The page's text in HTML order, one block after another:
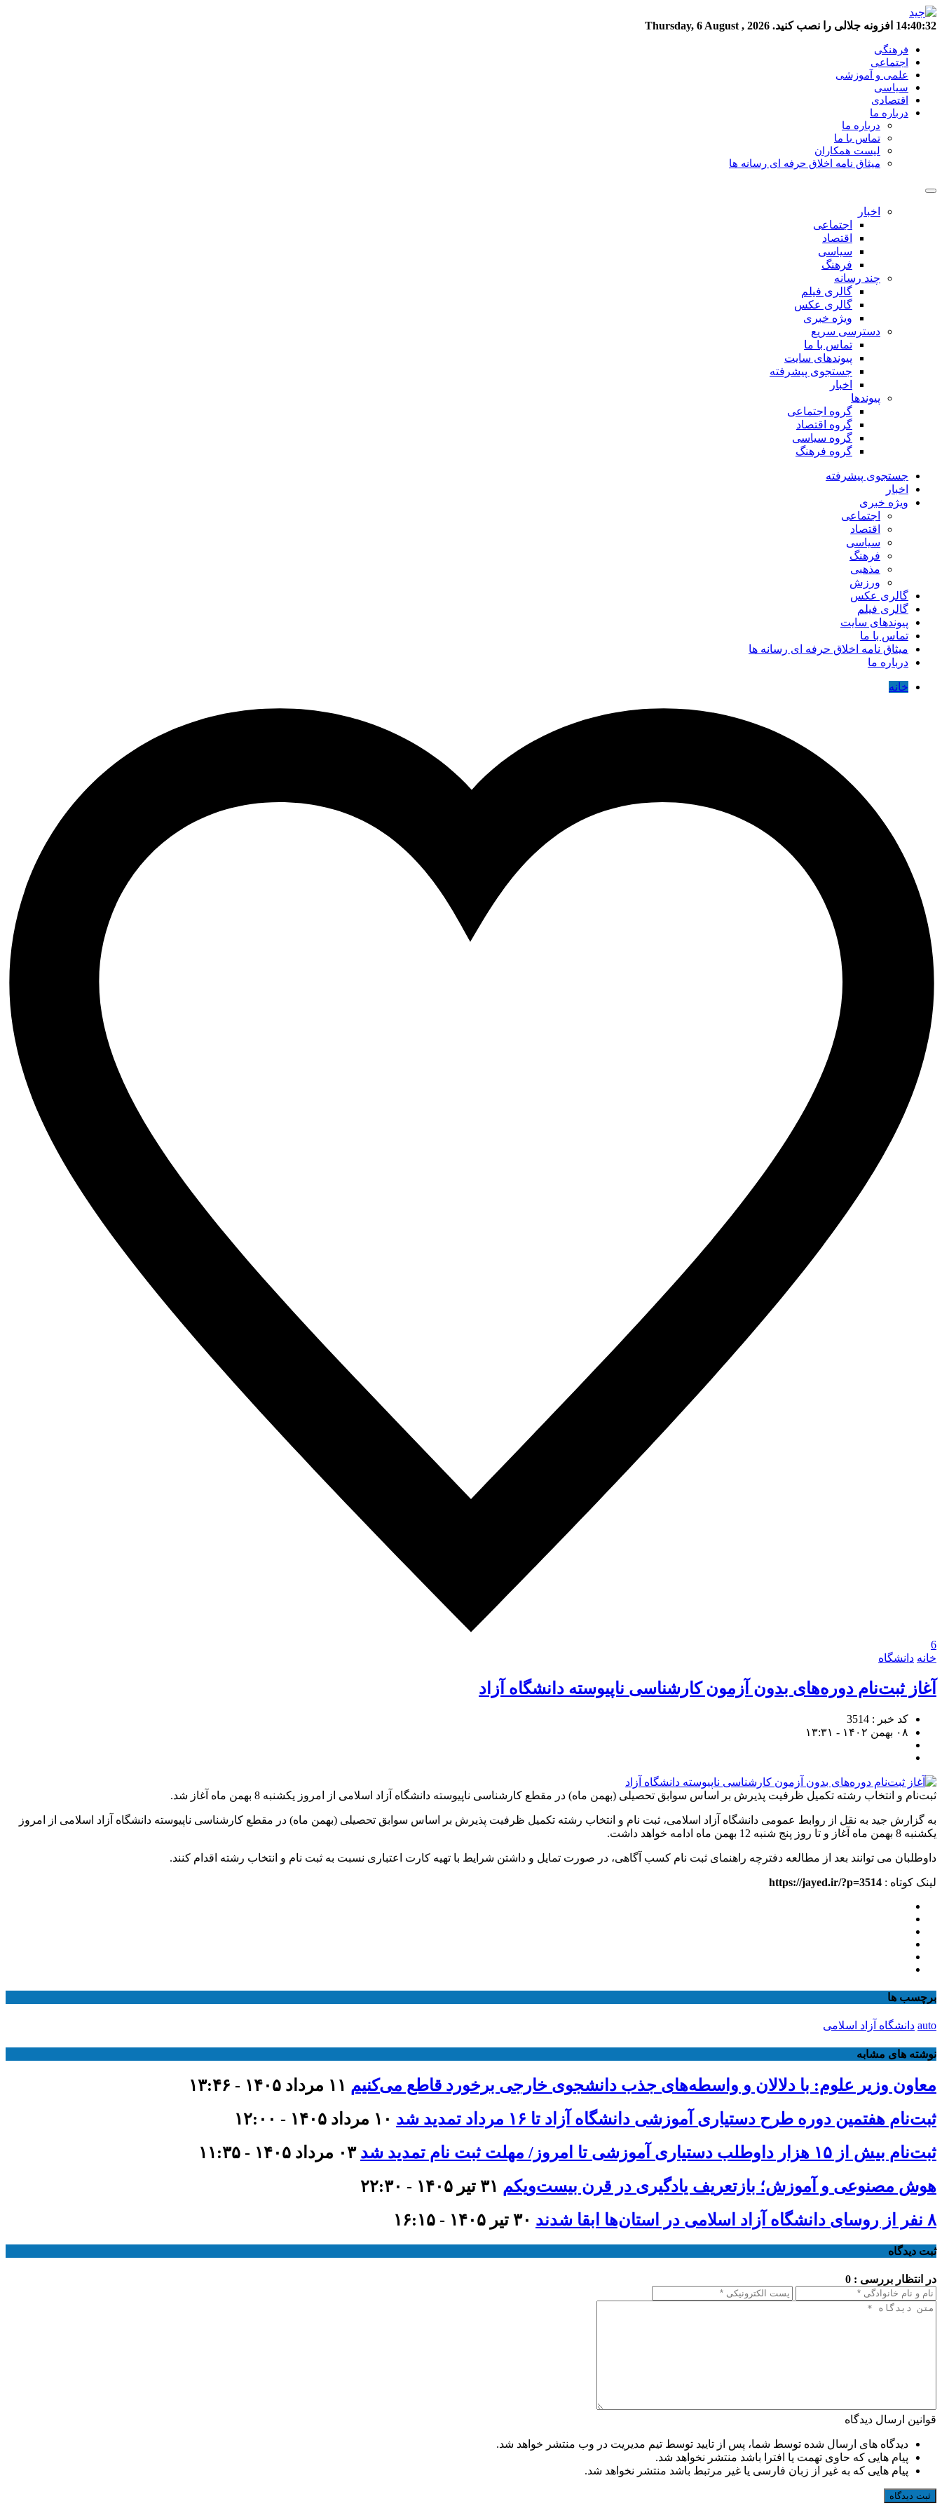
14:40:33 افزونه جلالی را نصب کنید. Thursday, 6 August , 2026
فرهنگی
اجتماعی
علمی و آموزشی
سیاسی
اقتصادی
درباره ما
درباره ما
تماس با ما
لیست همکاران
میثاق نامه اخلاق حرفه ای رسانه ها
اخبار
اجتماعی
اقتصاد
سیاسی
فرهنگ
چند رسانه
گالری فیلم
گالری عکس
ویژه خبری
دسترسی سریع
تماس با ما
پیوندهای سایت
جستجوی پیشرفته
اخبار
پیوندها
گروه اجتماعی
گروه اقتصاد
گروه سیاسی
گروه فرهنگ
جستجوی پیشرفته
اخبار
ویژه خبری
اجتماعی
اقتصاد
سیاسی
فرهنگ
مذهبی
ورزش
گالری عکس
گالری فیلم
پیوندهای سایت
تماس با ما
میثاق نامه اخلاق حرفه ای رسانه ها
درباره ما
خانه
6
خانه دانشگاه
آغاز ثبت‌نام دوره‌های بدون آزمون کارشناسی ناپیوسته دانشگاه آزاد
کد خبر : 3514
۰۸ بهمن ۱۴۰۲ - ۱۳:۳۱
ثبت‌نام و انتخاب رشته تکمیل ظرفیت پذیرش بر اساس سوابق تحصیلی (بهمن ماه) در مقطع کارشناسی ناپیوسته دانشگاه آزاد اسلامی از امروز یکشنبه 8 بهمن ماه آغاز شد.
به گزارش جید به نقل از روابط عمومی دانشگاه آزاد اسلامی، ثبت نام و انتخاب رشته تکمیل ظرفیت پذیرش بر اساس سوابق تحصیلی (بهمن ماه) در مقطع کارشناسی ناپیوسته دانشگاه آزاد اسلامی از امروز
یکشنبه 8 بهمن ماه آغاز و تا روز پنج شنبه 12 بهمن ماه ادامه خواهد داشت.
داوطلبان می توانند بعد از مطالعه دفترچه راهنمای ثبت نام کسب آگاهی، در صورت تمایل و داشتن شرایط با تهیه کارت اعتباری نسبت به ثبت نام و انتخاب رشته اقدام کنند.
لینک کوتاه : https://jayed.ir/?p=3514
برچسب ها
auto دانشگاه آزاد اسلامی
نوشته های مشابه
معاون وزیر علوم: با دلالان و واسطه‌های جذب دانشجوی خارجی برخورد قاطع می‌کنیم ۱۱ مرداد ۱۴۰۵ - ۱۳:۴۶
ثبت‌نام هفتمین دوره طرح دستیاری آموزشی دانشگاه آزاد تا ۱۶ مرداد تمدید شد
۱۰ مرداد ۱۴۰۵ - ۱۲:۰۰
ثبت‌نام بیش از ۱۵ هزار داوطلب دستیاری آموزشی تا امروز/ مهلت ثبت نام تمدید شد
۰۳ مرداد ۱۴۰۵ - ۱۱:۳۵
هوش مصنوعی و آموزش؛ بازتعریف یادگیری در قرن بیست‌ویکم ۳۱ تیر ۱۴۰۵ - ۲۲:۳۰
۸ نفر از روسای دانشگاه آزاد اسلامی در استان‌ها ابقا شدند
۳۰ تیر ۱۴۰۵ - ۱۶:۱۵
ثبت دیدگاه
در انتظار بررسی : 0
قوانین ارسال دیدگاه
دیدگاه های ارسال شده توسط شما، پس از تایید توسط تیم مدیریت در وب منتشر خواهد شد.
پیام هایی که حاوی تهمت یا افترا باشد منتشر نخواهد شد.
پیام هایی که به غیر از زبان فارسی یا غیر مرتبط باشد منتشر نخواهد شد.
ثبت دیدگاه